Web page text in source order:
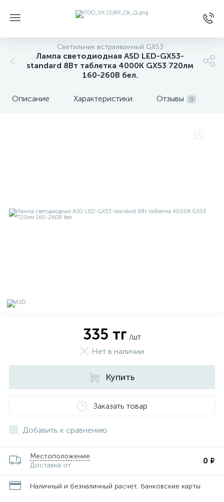
Светильник встраиваемый GX53
Лампа светодиодная ASD LED-GX53-
standard 8Вт таблетка 4000К GX53 720лм
160-260В бел.
Описание Характеристики Отзывы 0
335 тг /шт
Нет в наличии
Купить
Заказать товар
Добавить к сравнению
Местоположение
Доставка от
0 ₽
Наличный и безналичный расчет, банковские карты